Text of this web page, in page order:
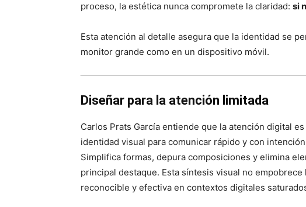
proceso, la estética nunca compromete la claridad: si
Esta atención al detalle asegura que la identidad se
monitor grande como en un dispositivo móvil.
Diseñar para la atención limitada
Carlos Prats García entiende que la atención digital
identidad visual para comunicar rápido y con
Simplifica formas, depura composiciones y elimina
principal destaque. Esta síntesis visual no
reconocible y efectiva en contextos digitales